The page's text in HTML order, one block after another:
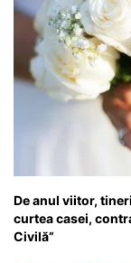
De anul viitor,
curtea casei,
Civilă”